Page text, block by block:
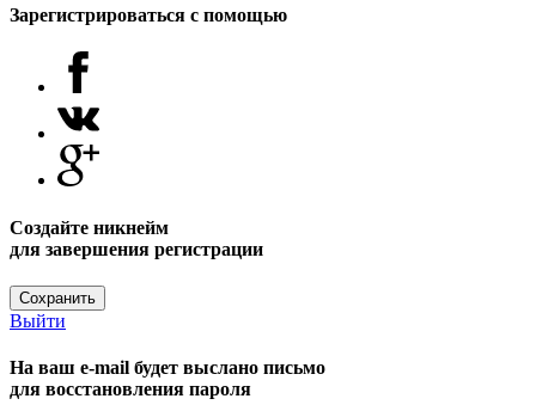
Зарегистрироваться с помощью
Создайте никнейм
для завершения регистрации
Сохранить
Выйти
На ваш e-mail будет выслано письмо
для восстановления пароля